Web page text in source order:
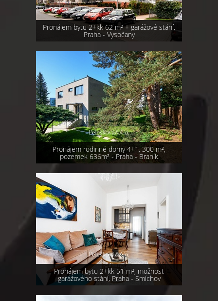
Pronájem bytu 2+kk 62 m² + garážové stání,
Praha - Vysočany
Pronájem rodinné domy 4+1, 300 m²,
pozemek 636m² - Praha - Braník
Pronájem bytu 2+kk 51 m², možnost
garážového stání, Praha - Smíchov